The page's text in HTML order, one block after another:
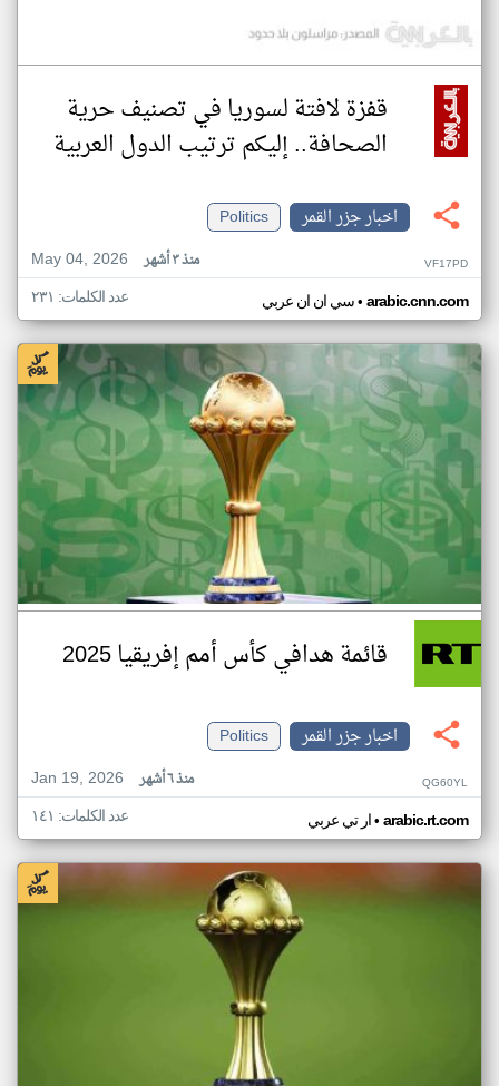
قفزة لافتة لسوريا في تصنيف حرية
الصحافة.. إليكم ترتيب الدول العربية
اخبار جزر القمر
Politics
May 04, 2026
منذ ٣ أشهر VF17PD
سي ان ان عربي• arabic.cnn.com عدد الكلمات: ٢٣١
قائمة هدافي كأس أمم إفريقيا 2025
اخبار جزر القمر
Politics
Jan 19, 2026
منذ ٦ أشهر QG60YL
ار تي عربي• arabic.rt.com عدد الكلمات: ١٤١